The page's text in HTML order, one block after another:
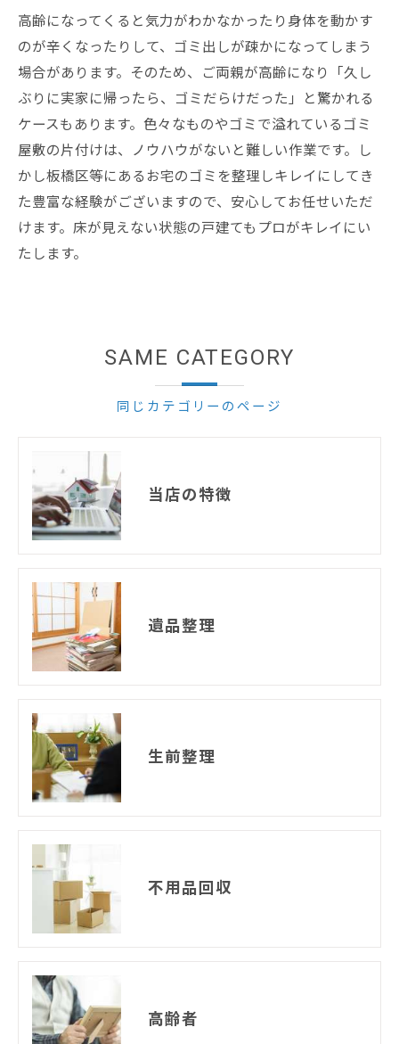
高齢になってくると気力がわかなかったり身体を動かす
のが辛くなったりして、ゴミ出しが疎かになってしまう
場合があります。そのため、ご両親が高齢になり「久し
ぶりに実家に帰ったら、ゴミだらけだった」と驚かれる
ケースもあります。色々なものやゴミで溢れているゴミ
屋敷の片付けは、ノウハウがないと難しい作業です。し
かし板橋区等にあるお宅のゴミを整理しキレイにしてき
た豊富な経験がございますので、安心してお任せいただ
けます。床が見えない状態の戸建てもプロがキレイにい
たします。
同じカテゴリーのページ
SAME CATEGORY
当店の特徴
遺品整理
生前整理
不用品回収
高齢者